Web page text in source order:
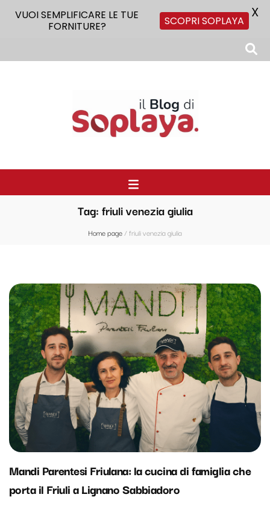
Tag: friuli venezia giulia
Home page/friuli venezia giulia
Mandi Parentesi Friulana: la cucina di famiglia che
porta il Friuli a Lignano Sabbiadoro
VUOI SEMPLIFICARE LE TUE
FORNITURE?
SCOPRI SOPLAYA X